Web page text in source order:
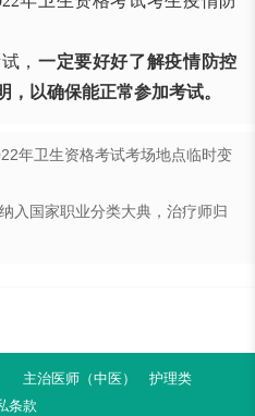
， 一定要好好了解疫情防控
以确保能正常参加考试。
年卫生资格考试考场地点临时变
入国家职业分类大典，治疗师归
主治医师（中医）
护理类
条款